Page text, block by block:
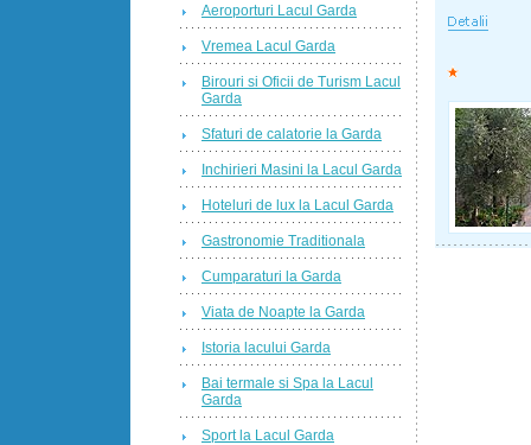
Aeroporturi Lacul Garda
Vremea Lacul Garda
Birouri si Oficii de Turism Lacul
Garda
Sfaturi de calatorie la Garda
Inchirieri Masini la Lacul Garda
Hoteluri de lux la Lacul Garda
Gastronomie Traditionala
Cumparaturi la Garda
Viata de Noapte la Garda
Istoria lacului Garda
Bai termale si Spa la Lacul
Garda
Sport la Lacul Garda